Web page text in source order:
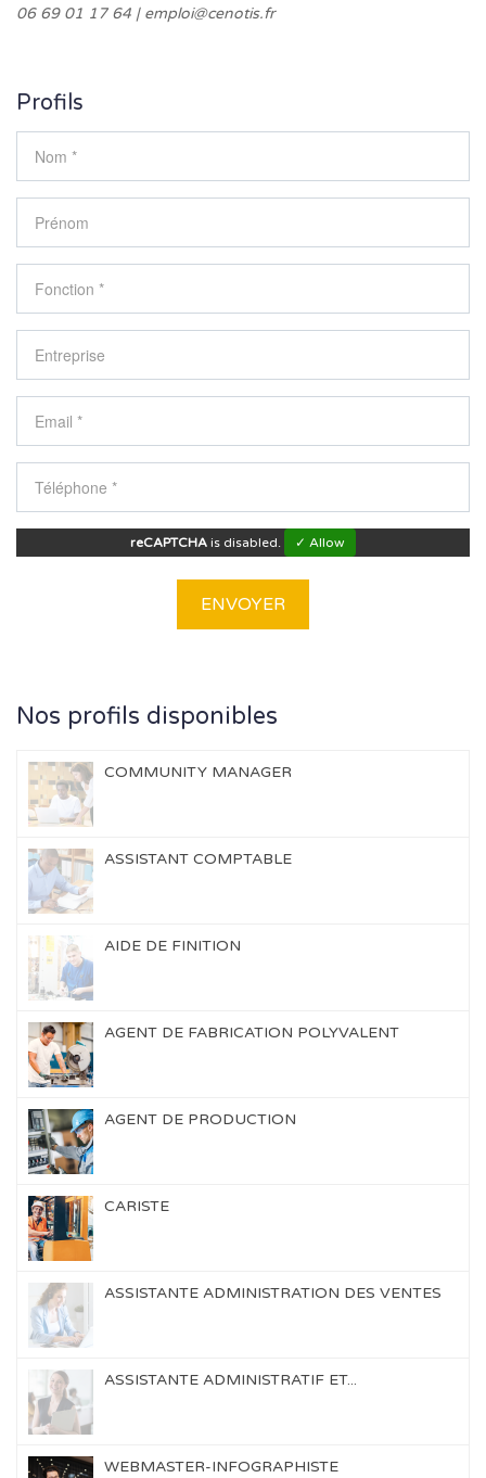
06 69 01 17 64 | emploi@cenotis.fr
Profils
reCAPTCHA is disabled. ✓ Allow
Nos profils disponibles
COMMUNITY MANAGER
ASSISTANT COMPTABLE
AIDE DE FINITION
AGENT DE FABRICATION POLYVALENT
AGENT DE PRODUCTION
CARISTE
ASSISTANTE ADMINISTRATION DES VENTES
ASSISTANTE ADMINISTRATIF ET...
WEBMASTER-INFOGRAPHISTE